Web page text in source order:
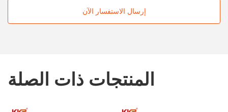
إرسال الاستفسار الآن
المنتجات ذات الصلة